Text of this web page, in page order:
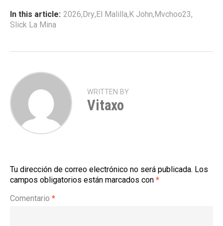
In this article: 2026,Dry,El Malilla,K John,Mvchoo23,
Slick La Mina
WRITTEN BY
Vitaxo
Tu dirección de correo electrónico no será publicada. Los
campos obligatorios están marcados con *
Comentario *